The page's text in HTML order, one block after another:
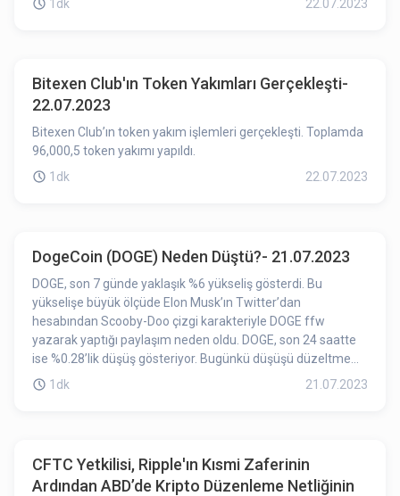
1dk
22.07.2023
Bitexen Club'ın Token Yakımları Gerçekleşti-
22.07.2023
Bitexen Club’ın token yakım işlemleri gerçekleşti. Toplamda
96,000,5 token yakımı yapıldı.
1dk
22.07.2023
DogeCoin (DOGE) Neden Düştü?- 21.07.2023
DOGE, son 7 günde yaklaşık %6 yükseliş gösterdi. Bu
yükselişe büyük ölçüde Elon Musk’ın Twitter’dan
hesabından Scooby-Doo çizgi karakteriyle DOGE ffw
yazarak yaptığı paylaşım neden oldu. DOGE, son 24 saatte
ise %0.28’lik düşüş gösteriyor. Bugünkü düşüşü düzeltme
hareketi olarak görebiliriz.
1dk 21.07.2023
CFTC Yetkilisi, Ripple'ın Kısmi Zaferinin
Ardından ABD’de Kripto Düzenleme Netliğinin